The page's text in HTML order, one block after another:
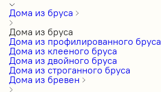
Дома из бруса
Дома из бруса
Дома из профилированного бруса
Дома из клееного бруса
Дома из двойного бруса
Дома из строганного бруса
Дома из бревен